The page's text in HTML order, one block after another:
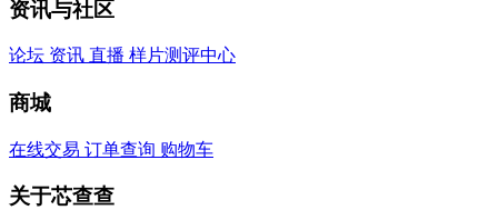
资讯与社区
论坛 资讯 直播 样片测评中心
商城
在线交易 订单查询 购物车
关于芯查查